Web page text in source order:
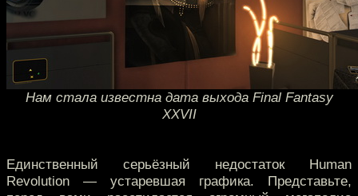
Нам стала известна дата выхода Final Fantasy
XXVII
Единственный серьёзный недостаток Human
Revolution — устаревшая графика. Представьте,